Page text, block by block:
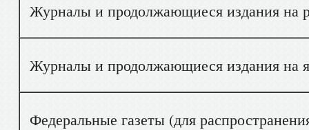
Журналы и продолжающиеся издания на
Журналы и продолжающиеся издания на
Федеральные газеты (для